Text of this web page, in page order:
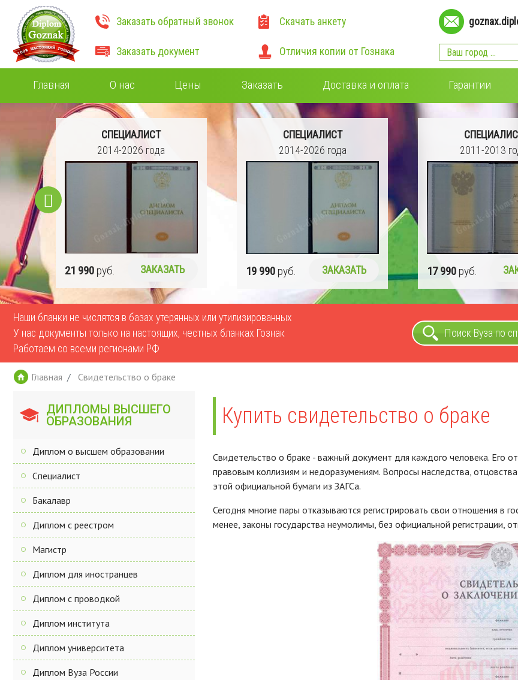
Заказать обратный звонок
Заказать документ
Скачать анкету
Отличия копии от Гознака
Главная О нас Цены Заказать Доставка и оплата Гарантии
СПЕЦИАЛИСТ
2014-2026 года
21 990 руб. ЗАКАЗАТЬ
СПЕЦИАЛИСТ
2014-2026 года
19 990 руб. ЗАКАЗАТЬ
2011-2013
17 990 руб.
Наши бланки не числятся в базах утерянных или утилизированных
У нас документы только на настоящих, честных бланках Гознак
Работаем со всеми регионами РФ
Поиск Вуза по
Главная Свидетельство о браке
ДИПЛОМЫ ВЫСШЕГО
ОБРАЗОВАНИЯ
Диплом о высшем образовании
Специалист
Бакалавр
Диплом с реестром
Магистр
Диплом для иностранцев
Диплом с проводкой
Диплом института
Диплом университета
Диплом Вуза России
Купить свидетельство о браке
Свидетельство о браке - важный документ для каждого человека. Его
правовым коллизиям и недоразумениям. Вопросы наследства,
этой официальной бумаги из ЗАГСа.
Сегодня многие пары отказываются регистрировать свои отношения в
менее, законы государства неумолимы, без официальной регистрации,